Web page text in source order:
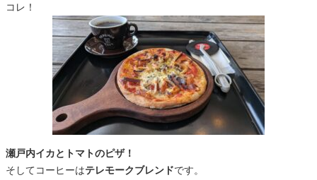
コレ！
瀬戸内イカとトマトのピザ！
そしてコーヒーはテレモークブレンドです。